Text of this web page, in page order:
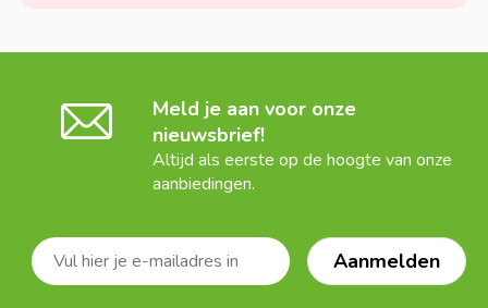
Meld je aan voor onze
nieuwsbrief!
Altijd als eerste op de hoogte van onze
aanbiedingen.